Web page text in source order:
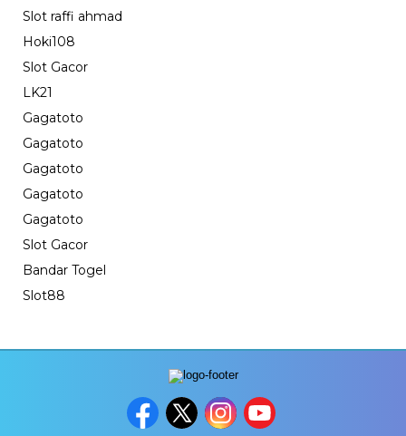
Slot raffi ahmad
Hoki108
Slot Gacor
LK21
Gagatoto
Gagatoto
Gagatoto
Gagatoto
Gagatoto
Slot Gacor
Bandar Togel
Slot88